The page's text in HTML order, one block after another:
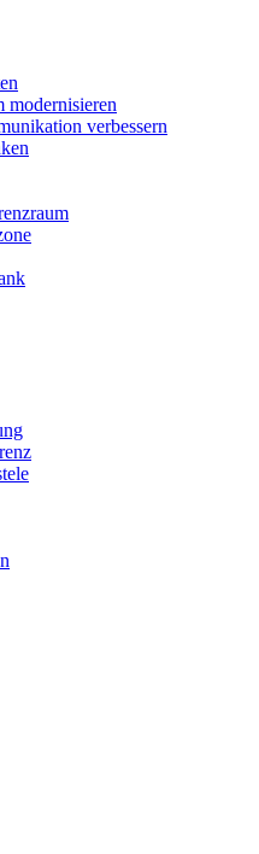
modernisieren
verbessern